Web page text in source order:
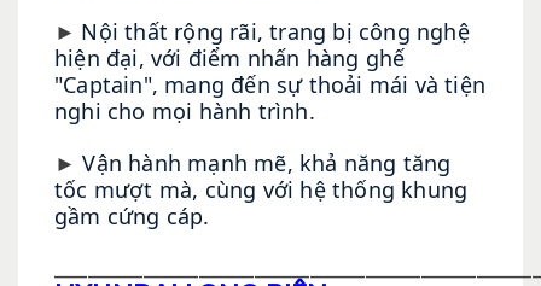
► Nội thất rộng rãi, trang bị công nghệ
hiện đại, với điểm nhấn hàng ghế
"Captain", mang đến sự thoải mái và tiện
nghi cho mọi hành trình.
► Vận hành mạnh mẽ, khả năng tăng
tốc mượt mà, cùng với hệ thống khung
gầm cứng cáp.